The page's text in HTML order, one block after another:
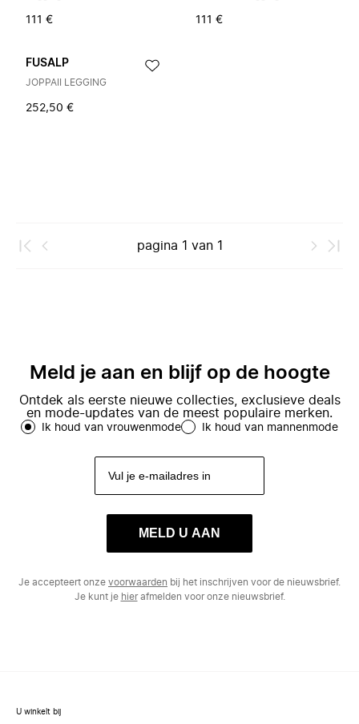
111 € 111 €
FUSALP
JOPPAII LEGGING
252,50 €
pagina 1 van 1
Meld je aan en blijf op de hoogte
Ontdek als eerste nieuwe collecties, exclusieve deals
en mode-updates van de meest populaire merken.
Ik houd van vrouwenmode Ik houd van mannenmode
MELD U AAN
Je accepteert onze voorwaarden bij het inschrijven voor de nieuwsbrief.
Je kunt je hierafmelden voor onze nieuwsbrief.
U winkelt bij